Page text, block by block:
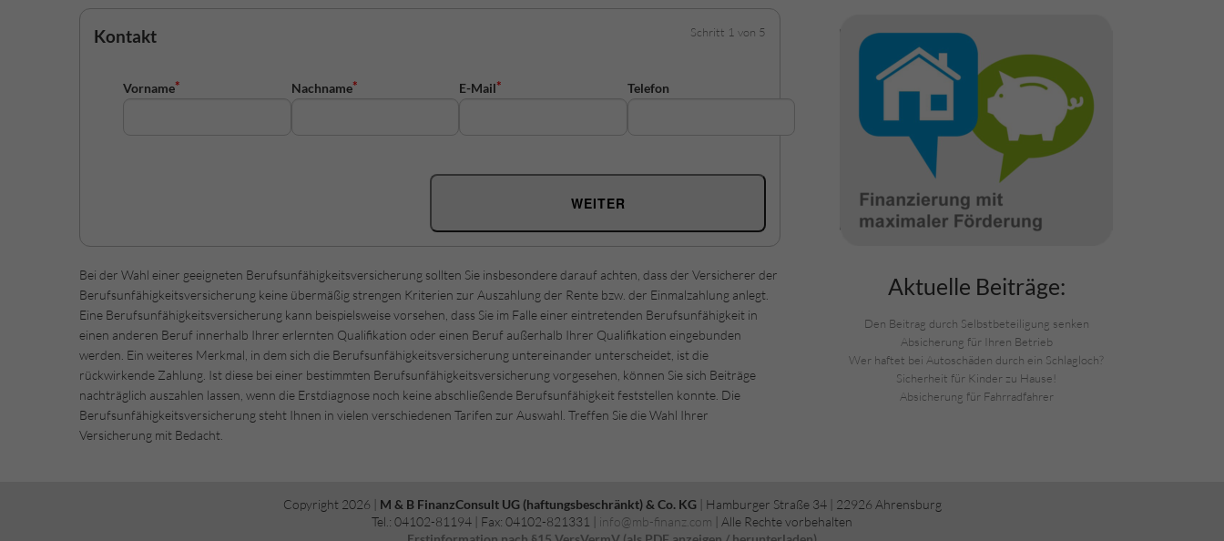
Kontakt
Vorname Nachname E-Mail Telefon
WEITER
Bei der Wahl einer geeigneten Berufsunfähigkeitsversicherung sollten Sie insbesondere darauf achten, dass der Versicherer der
Berufsunfähigkeitsversicherung keine übermäßig strengen Kriterien zur Auszahlung der Rente bzw. der Einmalzahlung anlegt.
Eine Berufsunfähigkeitsversicherung kann beispielsweise vorsehen, dass Sie im Falle einer eintretenden Berufsunfähigkeit in
einen anderen Beruf innerhalb Ihrer erlernten Qualifikation oder einen Beruf außerhalb Ihrer Qualifikation eingebunden
werden. Ein weiteres Merkmal, in dem sich die Berufsunfähigkeitsversicherung untereinander unterscheidet, ist die
rückwirkende Zahlung. Ist diese bei einer bestimmten Berufsunfähigkeitsversicherung vorgesehen, können Sie sich Beiträge
nachträglich auszahlen lassen, wenn die Erstdiagnose noch keine abschließende Berufsunfähigkeit feststellen konnte. Die
Berufsunfähigkeitsversicherung steht Ihnen in vielen verschiedenen Tarifen zur Auswahl. Treffen Sie die Wahl Ihrer
Versicherung mit Bedacht.
Aktuelle Beiträge:
Den Beitrag durch Selbstbeteiligung senken
Absicherung für Ihren Betrieb
Wer haftet bei Autoschäden durch ein Schlagloch?
Sicherheit für Kinder zu Hause!
Absicherung für Fahrradfahrer
Copyright 2026 | M & B FinanzConsult UG (haftungsbeschränkt) & Co. KG| Hamburger Straße 34 | 22926 Ahrensburg
Tel.: 04102-81194 | Fax: 04102-821331 | info@mb-finanz.com | Alle Rechte vorbehalten